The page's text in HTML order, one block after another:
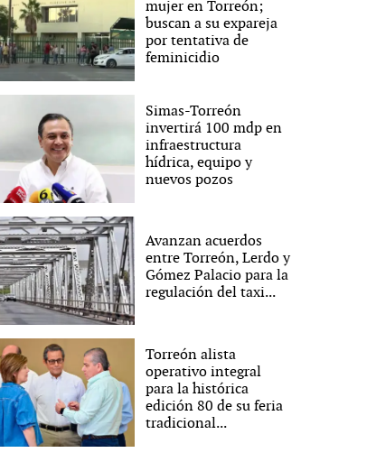
mujer en Torreón;
buscan a su expareja
por tentativa de
feminicidio
Simas-Torreón
invertirá 100 mdp en
infraestructura
hídrica, equipo y
nuevos pozos
Avanzan acuerdos
entre Torreón, Lerdo y
Gómez Palacio para la
regulación del taxi...
Torreón alista
operativo integral
para la histórica
edición 80 de su feria
tradicional...